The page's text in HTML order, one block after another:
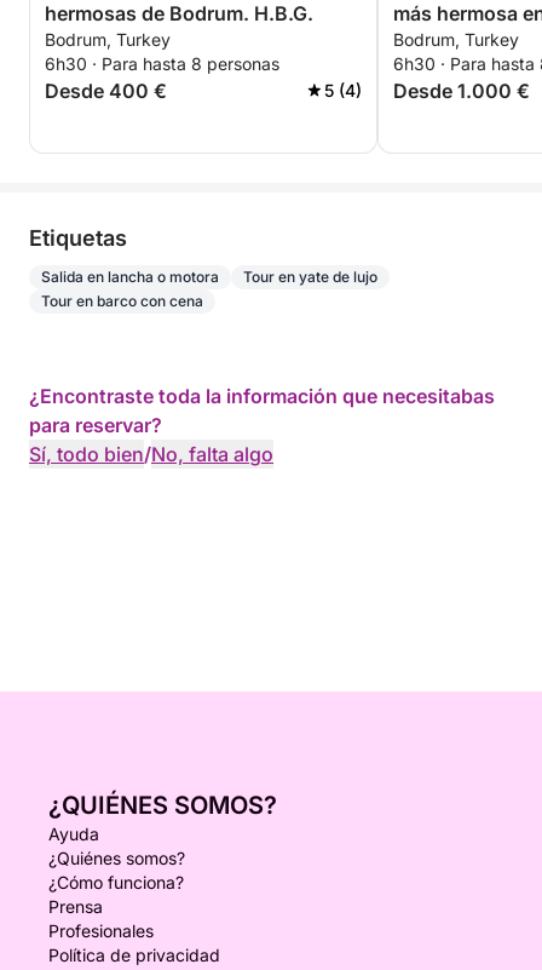
hermosas de Bodrum. H.B.G.
Bodrum, Turkey
6h30 · Para hasta 8 personas
Desde 400 € 5 (4)
más hermosa
Bodrum, Turkey
6h30 · Para hasta
Desde 1.000 €
Etiquetas
Salida en lancha o motora
Tour en yate de lujo
Tour en barco con cena
¿Encontraste toda la información que necesitabas
para reservar?
Sí, todo bien/No, falta algo
¿QUIÉNES SOMOS?
Ayuda
¿Quiénes somos?
¿Cómo funciona?
Prensa
Profesionales
Política de privacidad